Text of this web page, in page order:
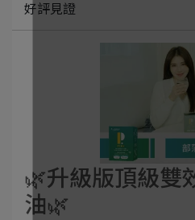
好評見證
🌿升級版頂級雙
油🌿